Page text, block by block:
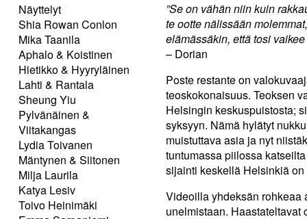
Näyttelyt
Shia Rowan Conlon
Mika Taanila
Aphalo & Koistinen
Hietikko & Hyyryläinen
Lahti & Rantala
Sheung Yiu
Pylvänäinen &
Viitakangas
Lydia Toivanen
Mäntynen & Siitonen
Milja Laurila
Katya Lesiv
Toivo Heinimäki
”Se on vähän niin kuin
te ootte nälissään
elämässäkin, että tosi
– Dorian
Poste restante on
teoskokonaisuus. Teoksen
Helsingin keskuspuistosta;
syksyyn. Nämä hylätyt
muistuttava asia ja nyt
tuntumassa piilossa
sijainti keskellä Helsinkiä
Videoilla yhdeksän rohkeaa
unelmistaan.